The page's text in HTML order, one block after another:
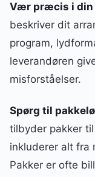
Vær præcis i din
beskriver dit
program,
leverandøren
misforståelser.
Spørg til
tilbyder pakker
inkluderer alt fra
Pakker er ofte